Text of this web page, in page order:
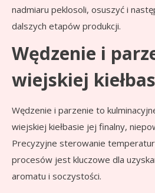
nadmiaru peklosoli, osuszyć i
dalszych etapów produkcji.
Wędzenie i
wiejskiej
Wędzenie i parzenie to
wiejskiej kiełbasie jej finalny,
Precyzyjne sterowanie
procesów jest kluczowe dla
aromatu i soczystości.